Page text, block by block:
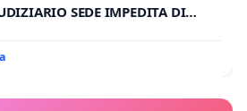
SEDE IMPEDITA DI